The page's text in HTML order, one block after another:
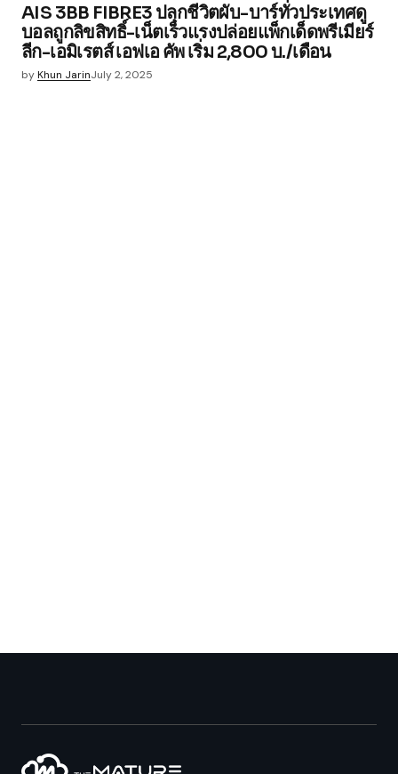
AIS 3BB FIBRE3 ปลุกชีวิตผับ-บาร์ทั่วประเทศดู
บอลถูกลิขสิทธิ์-เน็ตเร็วแรงปล่อยแพ็กเด็ดพรีเมียร์
ลีก-เอมิเรตส์ เอฟเอ คัพ เริ่ม 2,800 บ./เดือน
byKhun JarinJuly 2, 2025